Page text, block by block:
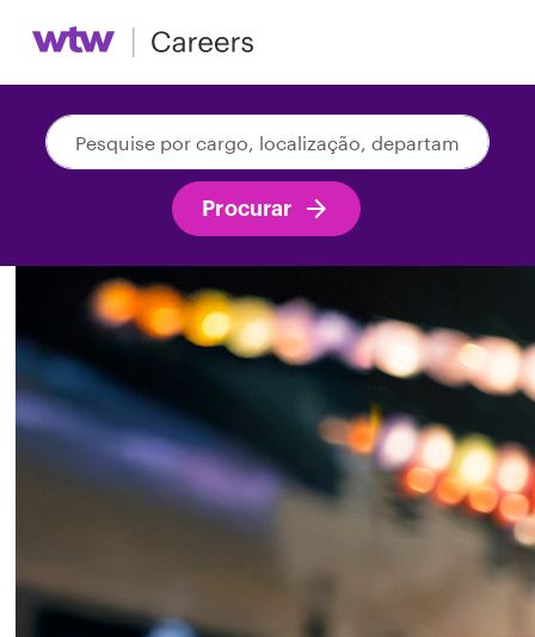
Pesquise
por
categoria,
Procurar